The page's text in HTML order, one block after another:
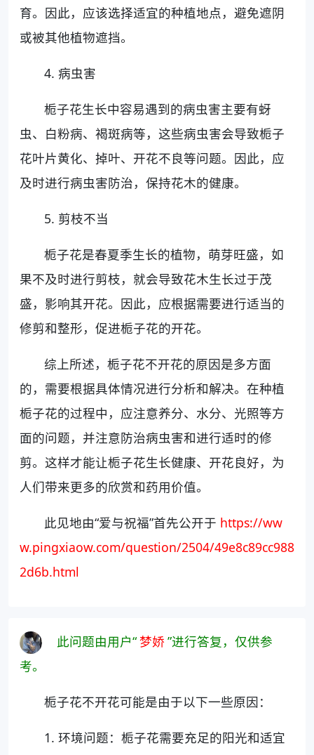
育。因此，应该选择适宜的种植地点，避免遮阴
或被其他植物遮挡。
4. 病虫害
栀子花生长中容易遇到的病虫害主要有蚜
虫、白粉病、褐斑病等，这些病虫害会导致栀子
花叶片黄化、掉叶、开花不良等问题。因此，应
及时进行病虫害防治，保持花木的健康。
5. 剪枝不当
栀子花是春夏季生长的植物，萌芽旺盛，如
果不及时进行剪枝，就会导致花木生长过于茂
盛，影响其开花。因此，应根据需要进行适当的
修剪和整形，促进栀子花的开花。
综上所述，栀子花不开花的原因是多方面
的，需要根据具体情况进行分析和解决。在种植
栀子花的过程中，应注意养分、水分、光照等方
面的问题，并注意防治病虫害和进行适时的修
剪。这样才能让栀子花生长健康、开花良好，为
人们带来更多的欣赏和药用价值。
此见地由“爱与祝福”首先公开于 https://ww
w.pingxiaow.com/question/2504/49e8c89cc988
2d6b.html
此问题由用户“梦娇 ”进行答复，仅供参
考。
栀子花不开花可能是由于以下一些原因：
1. 环境问题：栀子花需要充足的阳光和适宜